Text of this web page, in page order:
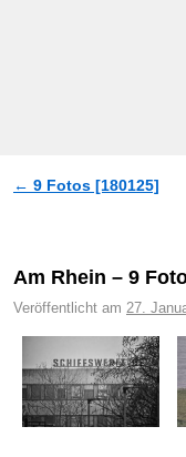
Artikelnavigation
← 9 Fotos [180125]
Am Rhein – 9
Veröffentlicht am 27.